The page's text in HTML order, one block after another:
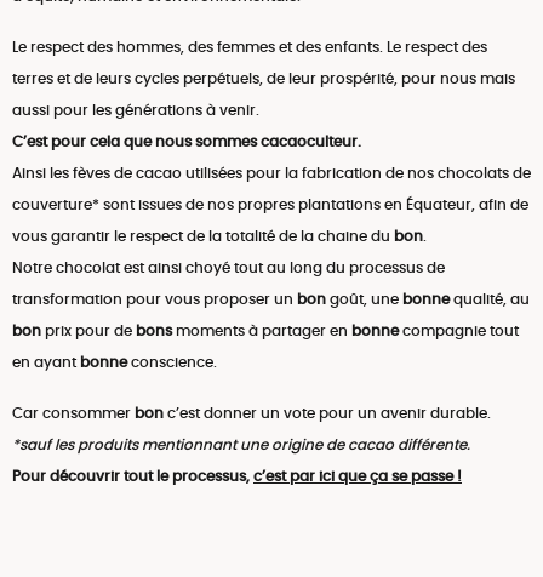
Le respect des hommes, des femmes et des enfants. Le respect des
terres et de leurs cycles perpétuels, de leur prospérité, pour nous mais
aussi pour les générations à venir.
C’est pour cela que nous sommes cacaoculteur.
Ainsi les fèves de cacao utilisées pour la fabrication de nos chocolats de
couverture* sont issues de nos propres plantations en Équateur, afin de
vous garantir le respect de la totalité de la chaine du bon
Notre chocolat est ainsi choyé tout au long du processus de
transformation pour vous proposer un bon goût, une bonnequalité, au
bon prix pour de bons moments à partager en bonnecompagnie tout
en ayant bonneconscience.
Car consommer bon c’est donner un vote pour un avenir durable.
*sauf les produits mentionnant une origine de cacao différente.
Pour découvrir tout le processus, c’est par ici que ça se passe !